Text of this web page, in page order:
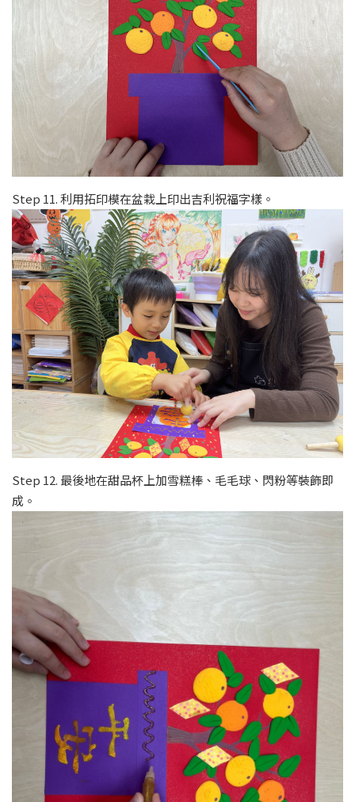
Step 11. 利用拓印模在盆栽上印出吉利祝福字樣。
Step 12. 最後地在甜品杯上加雪糕棒、毛毛球、閃粉等裝飾即
成。